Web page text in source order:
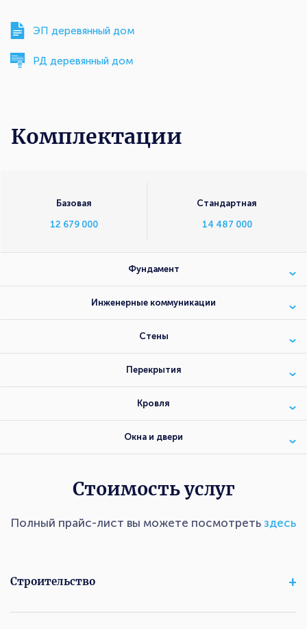
ЭП деревянный дом
РД деревянный дом
Комплектации
Базовая
12 679 000
Стандартная
14 487 000
Фундамент
Инженерные коммуникации
Стены
Перекрытия
Кровля
Окна и двери
Стоимость услуг
Полный прайс-лист вы можете посмотреть здесь
Строительство